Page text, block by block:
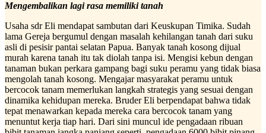
Mengembalikan lagi rasa memiliki tanah
Usaha sdr Eli mendapat sambutan dari Keuskupan Timika. Sudah
lama Gereja bergumul dengan masalah kehilangan tanah dari suku
asli di pesisir pantai selatan Papua. Banyak tanah kosong dijual
murah karena tanah itu tak diolah tanpa isi. Mengisi kebun dengan
tanaman bukan perkara gampang bagi suku peramu yang tidak biasa
mengolah tanah kosong. Mengajar masyarakat peramu untuk
bercocok tanam memerlukan langkah strategis yang sesuai dengan
dinamika kehidupan mereka. Bruder Eli berpendapat bahwa tidak
tepat menawarkan kepada mereka cara bercocok tanam yang
menuntut kerja tiap hari. Dari sini muncul ide pengadaan ribuan